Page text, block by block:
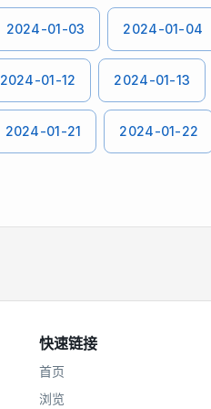
2024-01-03 2024-01-04
2024-01-12 2024-01-13
2024-01-21 2024-01-22
快速链接
首页
浏览